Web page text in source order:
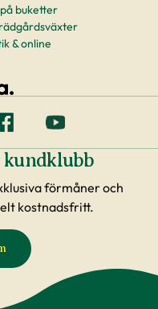
buketter
& online
kundklubb
förmåner och
kostnadsfritt.